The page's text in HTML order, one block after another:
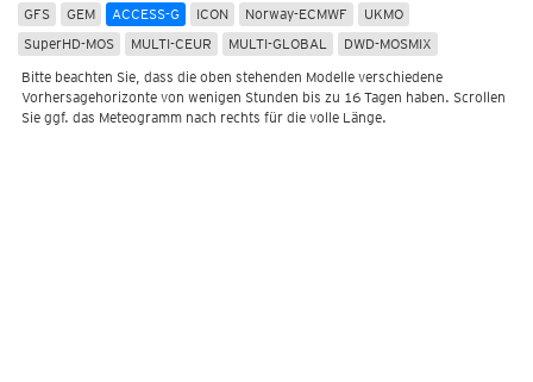
GFS
GEM ACCESS-G ICON Norway-ECMWF
UKMO
SuperHD-MOS
MULTI-CEUR MULTI-GLOBAL DWD-MOSMIX
Bitte beachten Sie, dass die oben stehenden Modelle verschiedene
Vorhersagehorizonte von wenigen Stunden bis zu 16 Tagen haben. Scrollen
Sie ggf. das Meteogramm nach rechts für die volle Länge.